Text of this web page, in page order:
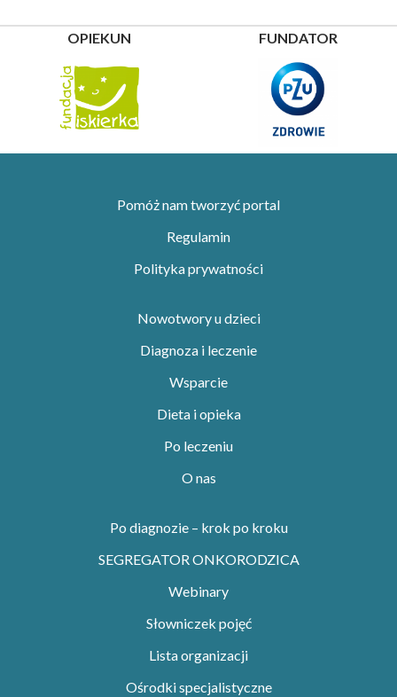
OPIEKUN FUNDATOR
Pomóż nam tworzyć portal
Regulamin
Polityka prywatności
Nowotwory u dzieci
Diagnoza i leczenie
Wsparcie
Dieta i opieka
Po leczeniu
O nas
Po diagnozie – krok po kroku
SEGREGATOR ONKORODZICA
Webinary
Słowniczek pojęć
Lista organizacji
Ośrodki specjalistyczne